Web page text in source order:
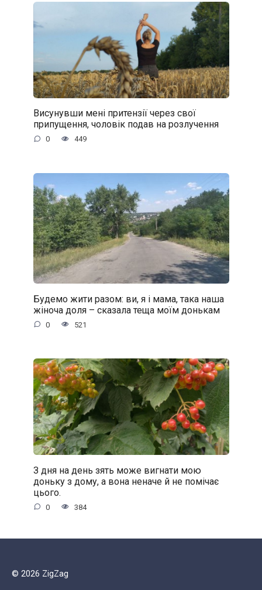
Висунувши мені притензії через свої
припущення, чоловік подав на розлучення
0 449
Будемо жити разом: ви, я і мама, така наша
жіноча доля – сказала теща моїм донькам
0 521
З дня на день зять може вигнати мою
доньку з дому, а вона неначе й не помічає
цього.
0 384
© 2026 ZigZag